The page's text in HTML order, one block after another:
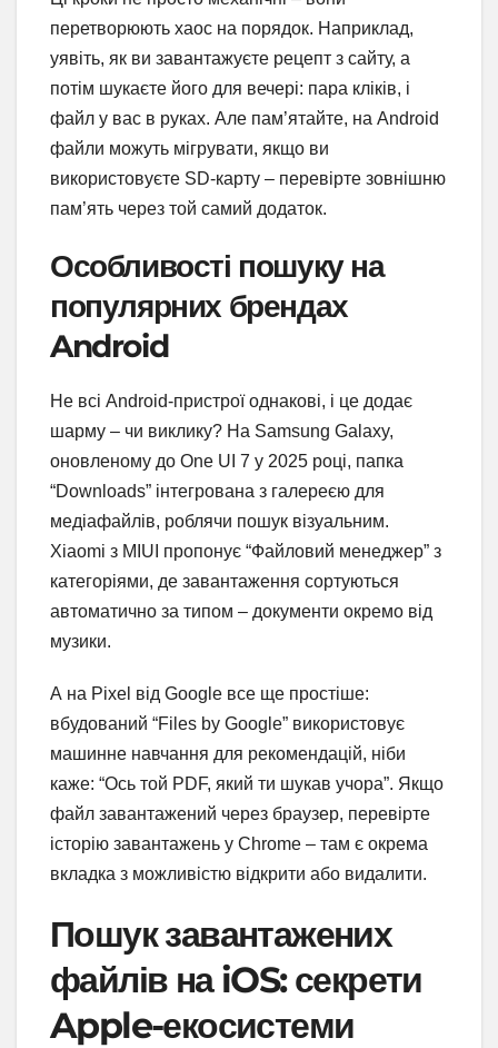
перетворюють хаос на порядок. Наприклад,
уявіть, як ви завантажуєте рецепт з сайту, а
потім шукаєте його для вечері: пара кліків, і
файл у вас в руках. Але пам’ятайте, на Android
файли можуть мігрувати, якщо ви
використовуєте SD-карту – перевірте зовнішню
пам’ять через той самий додаток.
Особливості пошуку на
популярних брендах
Android
Не всі Android-пристрої однакові, і це додає
шарму – чи виклику? На Samsung Galaxy,
оновленому до One UI 7 у 2025 році, папка
“Downloads” інтегрована з галереєю для
медіафайлів, роблячи пошук візуальним.
Xiaomi з MIUI пропонує “Файловий менеджер” з
категоріями, де завантаження сортуються
автоматично за типом – документи окремо від
музики.
А на Pixel від Google все ще простіше:
вбудований “Files by Google” використовує
машинне навчання для рекомендацій, ніби
каже: “Ось той PDF, який ти шукав учора”. Якщо
файл завантажений через браузер, перевірте
історію завантажень у Chrome – там є окрема
вкладка з можливістю відкрити або видалити.
Пошук завантажених
файлів на iOS: секрети
Apple-екосистеми